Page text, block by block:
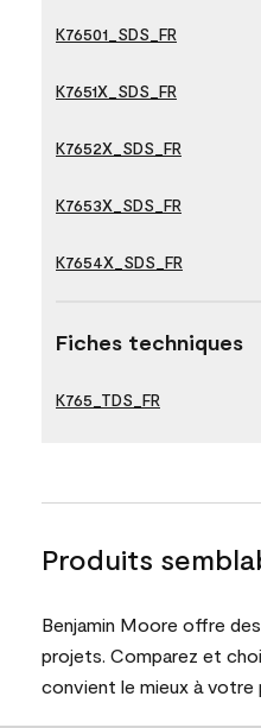
K76501_SDS_FR
K7651X_SDS_FR
K7652X_SDS_FR
K7653X_SDS_FR
K7654X_SDS_FR
Fiches techniques
K765_TDS_FR
Produits
Benjamin Moore offre
projets. Comparez et
convient le mieux à votre